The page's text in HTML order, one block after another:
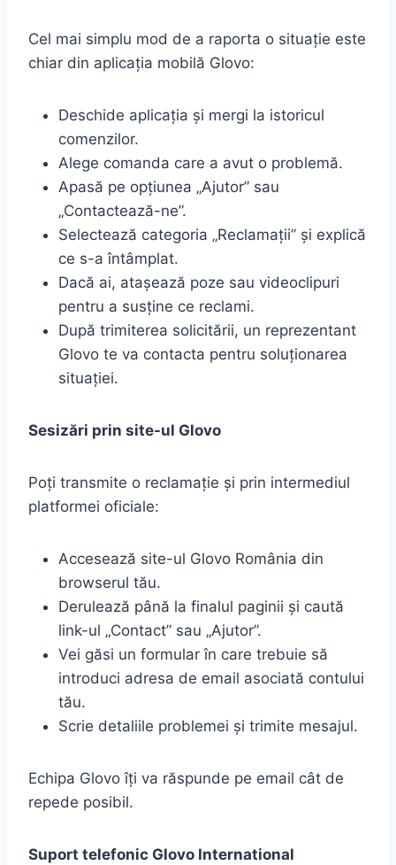
Cel mai simplu mod de a raporta o situație este
chiar din aplicația mobilă Glovo:
Deschide aplicația și mergi la istoricul
comenzilor.
Alege comanda care a avut o problemă.
Apasă pe opțiunea „Ajutor” sau
„Contactează-ne”.
Selectează categoria „Reclamații” și explică
ce s-a întâmplat.
Dacă ai, atașează poze sau videoclipuri
pentru a susține ce reclami.
După trimiterea solicitării, un reprezentant
Glovo te va contacta pentru soluționarea
situației.
Sesizări prin site-ul Glovo
Poți transmite o reclamație și prin intermediul
platformei oficiale:
Accesează site-ul Glovo România din
browserul tău.
Derulează până la finalul paginii și caută
link-ul „Contact” sau „Ajutor”.
Vei găsi un formular în care trebuie să
introduci adresa de email asociată contului
tău.
Scrie detaliile problemei și trimite mesajul.
Echipa Glovo îți va răspunde pe email cât de
repede posibil.
Suport telefonic Glovo International